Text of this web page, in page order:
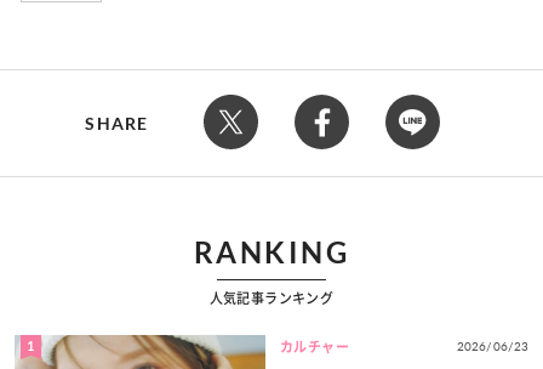
SHARE
RANKING
人気記事ランキング
1 カルチャー 2026/06/23